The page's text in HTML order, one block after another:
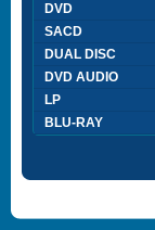
DVD
SACD
DUAL DISC
DVD AUDIO
LP
BLU-RAY